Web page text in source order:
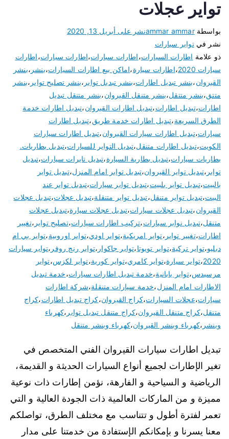
تواير عجلات
بواسطةammar ammarنشر على أبريل 13, 2020
نشر فيتواير سيارات
ذو علامة اطارات السيارات،اطارات سبارات،اطارات سيارات،اطارات
سيارات 2020
،اطارات سيارة،اماكن بيع اطارات السيارات،بنشر ،بنشر
القيروان،بنشر تبديل اطارات،بنشر تبديل تواير ،بنشر تصليح تواير ،بنشر
متتق،بنشر متتقل،بنشر متنقل القيروان،بنشر متنقل تبديل
اطارات،تبديل اطارات،تبديل اطارات القيروان،تبديل اطارات خدمة
الطرق السريعة،تبديل اطارات خدمة طريق،تبديل اطارات
سيارات،تبديل اطارات سيارات القيروان،تبديل اطارات سيارات
الكويت،تبديل اطارات متنقل،تبديل التواير للسيارات،تبديل بطاريات.
بطاريات سيارات،تبديل بطارية السيارة،تبديل تايرات سيارات،تبديل
تواير ،تبديل تواير القيروان،تبديل تواير امام المنزل،تبديل تواير
بالبيت،تبديل تواير بلبيت،تبديل تواير سيارات،تبديل تواير عند
البيت،تبديل تواير متنقل،تبديل تواير متنقلة،تبديل عجلات،تبديل عجلات
القيروان،تبديل عجلات سيارات،تبديل عجلات سيارة،تبديل عجلات
متنقل،تبديل نوابر سيارات،تركيب اطارات سيارات،تصليح تواير ،تغيير
اطارات،تغيير تواير ،تواير امريكية،تواير اودي،تواير اوروبية،تواير بي ام
دبليو،تواير تركية،تواير تويوتا،تواير جاكوار ،تواير رنج روفر ،تواير سيارات
2020،تواير سيارة،تواير كامري،تواير كورية،تواير لكزس،تواير
مرسيدس،تواير يابانية،خدمة تبديل اطارات سيارات،خدمة تبديل
الاطارات امام المنزل،خدمة سيارات متنقلة،شركة اطارات
سيارات،عجلات السيارات،كراج القيروان،كراج تبديل اطارات،كراج
متنقل،كراج متنقل القيروان،كراج متنقل تبديل تواير ،كهرباء
وبنشر ،كهرباء وبنشر القيروان،كهرباء وبنشر متنقل
تبديل اطارات سيارات القيروان الفني المتخصص في
تغير الإطارات لجميع أنواع السيارات الحديثة و القديمة،
الرياضية و السياحية و الفارهة، نؤمن إطارات ذات نوعية
مميزة و من الماركات العالمية ذات الجودة العالية و التي
تعمر لفترة أطول و تتناسب مع مختلف الطرق، تواصلكم
معنا يسرنا و بإمكانكم الإستفادة من خدمتنا على مدار